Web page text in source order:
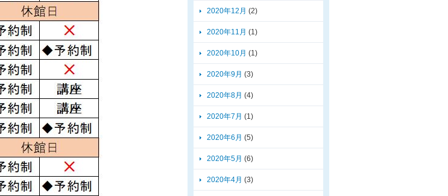
2020年12月 (2)
2020年11月 (1)
2020年10月 (1)
2020年9月 (3)
2020年8月 (4)
2020年7月 (1)
2020年6月 (5)
2020年5月 (6)
2020年4月 (3)